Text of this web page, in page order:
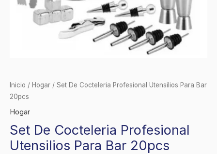
Inicio / Hogar / Set De Cocteleria Profesional Utensilios Para Bar
20pcs
Hogar
Set De Cocteleria Profesional
Utensilios Para Bar 20pcs